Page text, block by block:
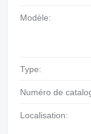
Modèle:
Type:
Numéro de
Localisation: